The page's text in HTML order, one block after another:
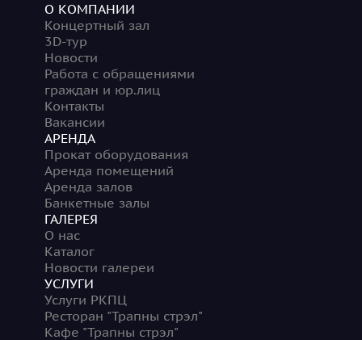
О КОМПАНИИ
Концертный зал
3D-тур
Новости
Работа с обращениями
граждан и юр.лиц
Контакты
Вакансии
АРЕНДА
Прокат оборудования
Аренда помещений
Аренда залов
Банкетные залы
ГАЛЕРЕЯ
О нас
Каталог
Новости галереи
УСЛУГИ
Услуги РКПЦ
Ресторан "Трапны стрэл"
Кафе "Трапны стрэл"